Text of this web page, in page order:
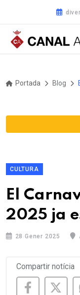
Portada Blog
CULTURA
El
2025 ja
28 Gener 2025
Compartir notícia